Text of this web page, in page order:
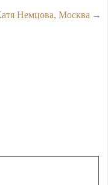
Немцова, Москва